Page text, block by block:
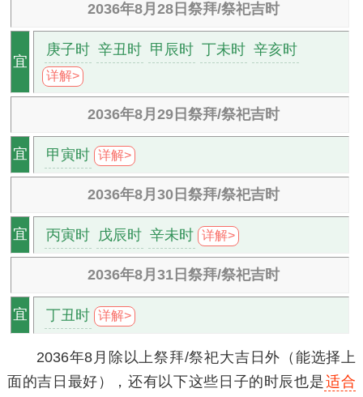
2036年8月28日祭拜/祭祀吉时
宜
庚子时 辛丑时 甲辰时 丁未时 辛亥时
详解>
2036年8月29日祭拜/祭祀吉时
宜 甲寅时 详解>
2036年8月30日祭拜/祭祀吉时
宜 丙寅时 戊辰时 辛未时 详解>
2036年8月31日祭拜/祭祀吉时
宜 丁丑时 详解>
2036年8月除以上祭拜/祭祀大吉日外（能选择上
面的吉日最好），还有以下这些日子的时辰也是适合